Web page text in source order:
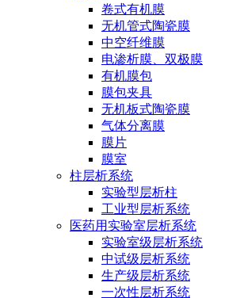
卷式有机膜
无机管式陶瓷膜
中空纤维膜
电渗析膜、双极膜
有机膜包
膜包夹具
无机板式陶瓷膜
气体分离膜
膜片
膜室
柱层析系统
实验型层析柱
工业型层析系统
医药用实验室层析系统
实验室级层析系统
中试级层析系统
生产级层析系统
一次性层析系统